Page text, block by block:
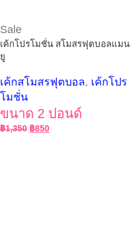
Sale
เค้กโปรโมชั่น สโมสรฟุตบอลแมน
ยู
เค้กสโมสรฟุตบอล, เค้กโปร
โมชั่น
ขนาด 2 ปอนด์
฿1,350 ฿850